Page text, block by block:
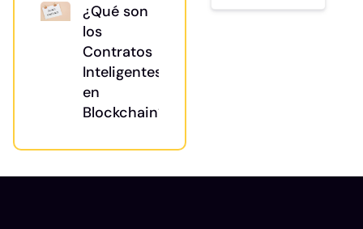
¿Qué son
los
Contratos
Inteligentes
en
Blockchain?